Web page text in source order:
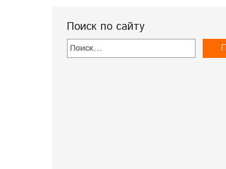
Поиск по сайту